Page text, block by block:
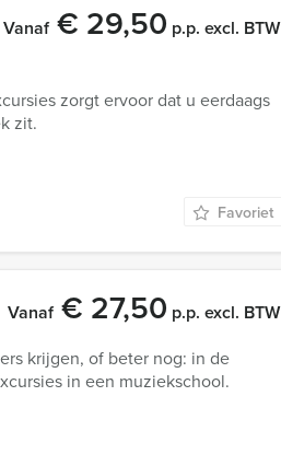
Vanaf€ 29,50 p.p. excl. BTW
zorgt ervoor dat u eerdaags
zit.
Favoriet
Vanaf€ 27,50 p.p. excl. BTW
krijgen, of beter nog: in de
in een muziekschool.